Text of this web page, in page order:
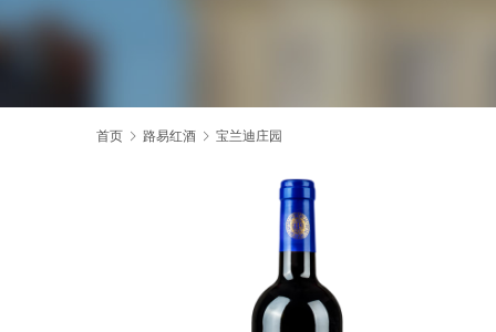
首页 路易红酒 宝兰迪庄园